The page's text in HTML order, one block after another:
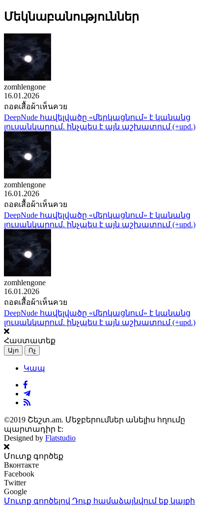
Մեկնաբանություններ
zomhlengone
16.01.2026
ถอดเสื้อผ้าเห็นควย
DeepNude հավելվածը «մերկացնում» է կանանց
լուսանկարում. ինչպես է այն աշխատում (+upd.)
zomhlengone
16.01.2026
ถอดเสื้อผ้าเห็นควย
DeepNude հավելվածը «մերկացնում» է կանանց
լուսանկարում. ինչպես է այն աշխատում (+upd.)
zomhlengone
16.01.2026
ถอดเสื้อผ้าเห็นควย
DeepNude հավելվածը «մերկացնում» է կանանց
լուսանկարում. ինչպես է այն աշխատում (+upd.)
Հաստատեք
Այո Ոչ
Կապ
©2019 Շեշտ.am. Մեջբերումներ անելիս հղումը
պարտադիր է:
Designed by Flatstudio
Մուտք գործեք
Вконтакте
Facebook
Twitter
Google
Մուտք գործելով Դուք համաձայնվում եք կայքի